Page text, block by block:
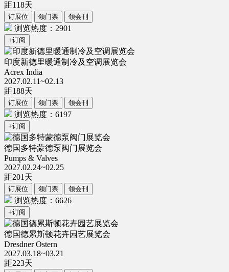
距118天
订展位 领门票 领会刊
浏览热度：2901
+订阅
印度新德里暖通制冷及空调展览会
Acrex India
2027.02.11~02.13
距188天
订展位 领门票 领会刊
浏览热度：6197
+订阅
德国多特蒙德泵阀门展览会
Pumps & Valves
2027.02.24~02.25
距201 天
订展位 领门票 领会刊
浏览热度：6626
+订阅
德国德累斯顿花卉园艺展览会
Dresdner Ostern
2027.03.18~03.21
距223天